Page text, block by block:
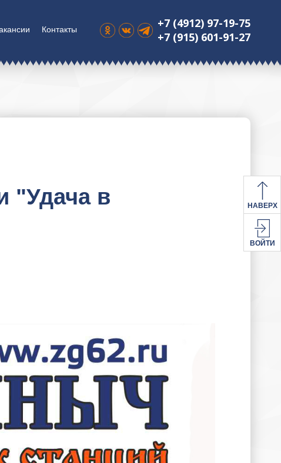
НАВЕРХ
ВОЙТИ
Контакты
+7 (4912) 97-19-75
+7 (915) 601-91-27
"Удача в